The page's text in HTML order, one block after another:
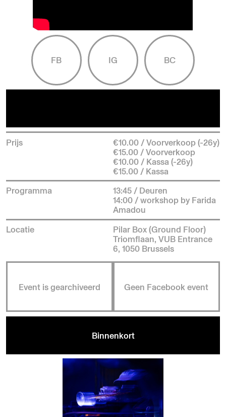
FB IG BC
Prijs
€10.00 / Voorverkoop (-26y)
€15.00 / Voorverkoop
€10.00 / Kassa (-26y)
€15.00 / Kassa
Programma
13:45 / Deuren
14:00 / workshop by Farida
Amadou
Locatie
Pilar Box (Ground Floor)
Triomflaan, VUB Entrance
6, 1050 Brussels
Event is gearchiveerd Geen Facebook event
Binnenkort